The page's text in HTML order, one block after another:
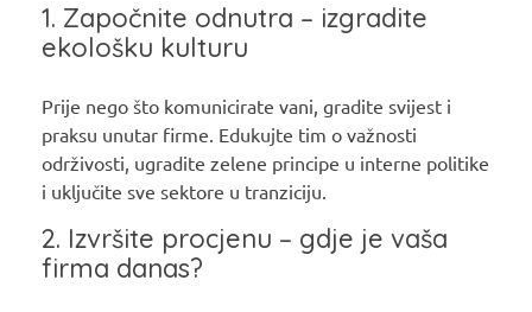
1. Započnite odnutra – izgradite
ekološku kulturu
Prije nego što komunicirate vani, gradite svijest i
praksu unutar firme. Edukujte tim o važnosti
održivosti, ugradite zelene principe u interne politike
i uključite sve sektore u tranziciju.
2. Izvršite procjenu – gdje je vaša
firma danas?